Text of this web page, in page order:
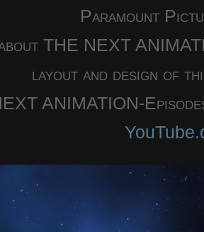
Paramount
THE NEXT
layout and design of
ANIMATION-